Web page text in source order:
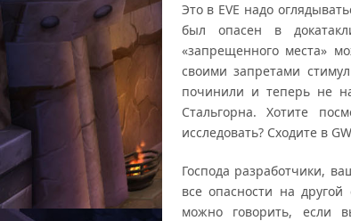
Это в EVE надо
был опасен в
«запрещенного места»
своими запретами
починили и теперь не
Стальгорна. Хотите
исследовать? Сходите в
Господа разработчики,
все опасности на
можно говорить, если